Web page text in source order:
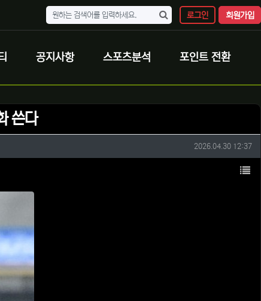
로그인 회원가입
공지사항 스포츠분석 포인트 전환
쓴다
작성일
2026.04.30 12:37
목